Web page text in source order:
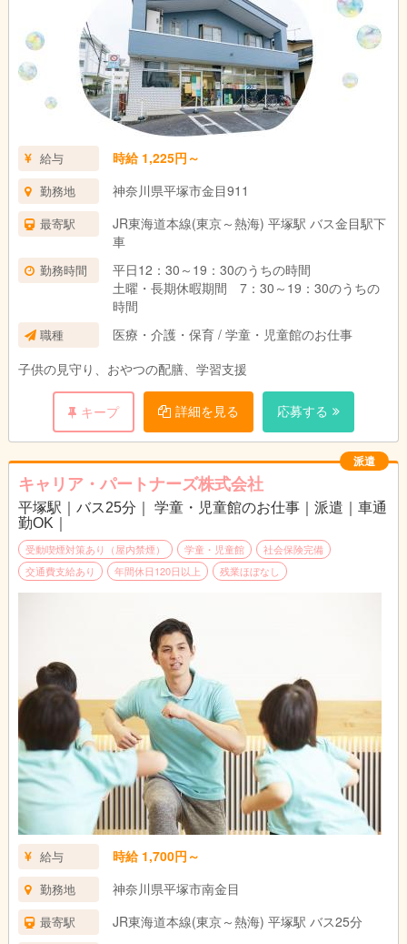
給与 時給 1,225円～
勤務地 神奈川県平塚市金目911
最寄駅
JR東海道本線(東京～熱海) 平塚駅 バス金目駅下
車
勤務時間
平日12：30～19：30のうちの時間
土曜・長期休暇期間 7：30～19：30のうちの
時間
職種
医療・介護・保育 / 学童・児童館のお仕事
子供の見守り、おやつの配膳、学習支援
キープ 詳細を見る 応募する
派遣
キャリア・パートナーズ株式会社
平塚駅｜バス25分｜ 学童・児童館のお仕事｜派遣｜車通
勤OK｜
受動喫煙対策あり（屋内禁煙） 学童・児童館
社会保険完備
交通費支給あり
年間休日120日以上 残業ほぼなし
給与 時給 1,700円～
勤務地 神奈川県平塚市南金目
最寄駅 JR東海道本線(東京～熱海) 平塚駅 バス25分